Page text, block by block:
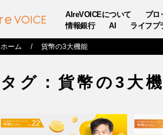
AIreVOICEについて
ブロ
情報銀行
AI ライフプ
ホーム 貨幣の3大機能
タグ：貨幣の3大